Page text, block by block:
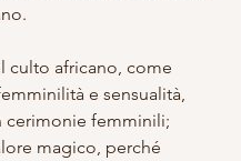
culto africano, come
e sensualità,
cerimonie femminili;
magico, perché